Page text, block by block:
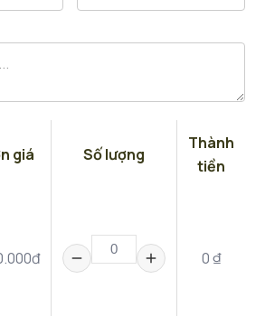
giá Số lượng
Thành
tiền
0 ₫